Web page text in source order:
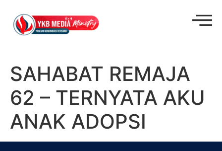
SAHABAT REMAJA
62 – TERNYATA AKU
ANAK ADOPSI